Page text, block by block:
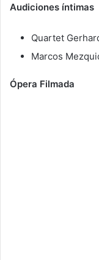
Audiciones íntimas
Quartet
Marcos
Ópera Filmada